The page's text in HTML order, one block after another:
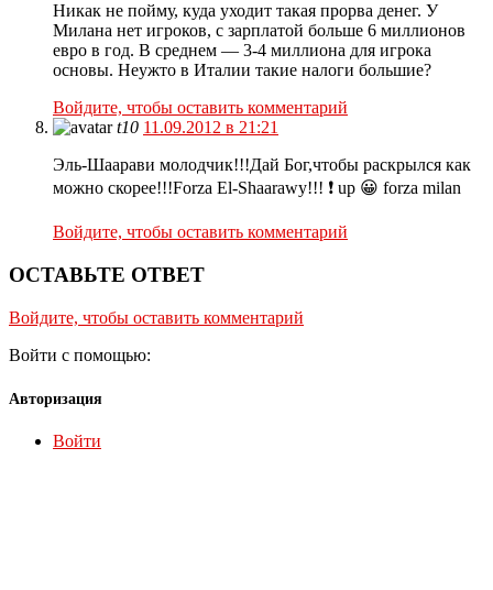
Никак не пойму, куда уходит такая прорва денег. У
Милана нет игроков, с зарплатой больше 6 миллионов
евро в год. В среднем — 3-4 миллиона для игрока
основы. Неужто в Италии такие налоги большие?
Войдите, чтобы оставить комментарий
t10 11.09.2012 в 21:21
Эль-Шаарави молодчик!!!Дай Бог,чтобы раскрылся как
можно скорее!!!Forza El-Shaarawy!!! ❗ up 😀 forza milan
Войдите, чтобы оставить комментарий
ОСТАВЬТЕ ОТВЕТ
Войдите, чтобы оставить комментарий
Войти с помощью:
Авторизация
Войти